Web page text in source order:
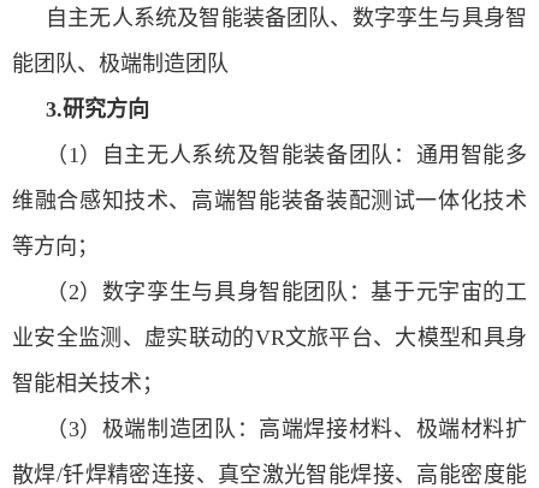
自主无人系统及智能装备团队、数字孪生与具身智
能团队、极端制造团队
3.研究方向
（1 ）自主无人系统及智能装备团队：通用智能多
维融合感知技术、高端智能装备装配测试一体化技术
等方向；
（2）数字孪生与具身智能团队：基于元宇宙的工
业安全监测、虚实联动的VR文旅平台、大模型和具身
智能相关技术；
（3）极端制造团队：高端焊接材料、极端材料扩
散焊/钎焊精密连接、真空激光智能焊接、高能密度能